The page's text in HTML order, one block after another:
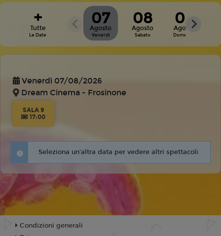
+
Tutte
Le Date
07
Agosto
Venerdì
08
Agosto
Sabato
09
Agosto
Domenica
Venerdì 07/08/2026
Dream Cinema - Frosinone
SALA 9
17:00
Seleziona un'altra data per vedere altri spettacoli
Condizioni generali